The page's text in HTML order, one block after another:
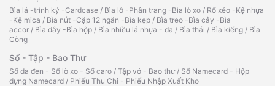
Bìa lá -trình ký -Cardcase / Bìa lỗ -Phân trang -Bìa lò xo / Rổ xéo -Kệ nhựa
-Kệ mica / Bìa nút -Cặp 12 ngăn -Bìa kẹp / Bìa treo -Bìa cây -Bìa
accor / Bìa dây -Bìa hộp / Bìa nhiều lá nhựa - da / Bìa thái / Bìa kiếng / Bìa
Còng
Sổ - Tập - Bao Thư
Sổ da đen - Sổ lò xo - Sổ caro / Tập vở - Bao thư/ Sổ Namecard - Hộp
đựng Namecard / Phiếu Thu Chi - Phiếu Nhập Xuất Kho